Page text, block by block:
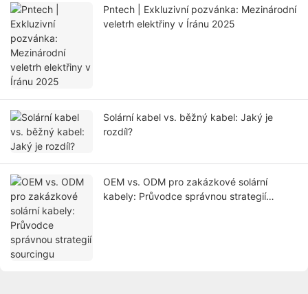
Pntech | Exkluzivní pozvánka: Mezinárodní
veletrh elektřiny v Íránu 2025
Solární kabel vs. běžný kabel: Jaký je
rozdíl?
OEM vs. ODM pro zakázkové solární
kabely: Průvodce správnou strategií